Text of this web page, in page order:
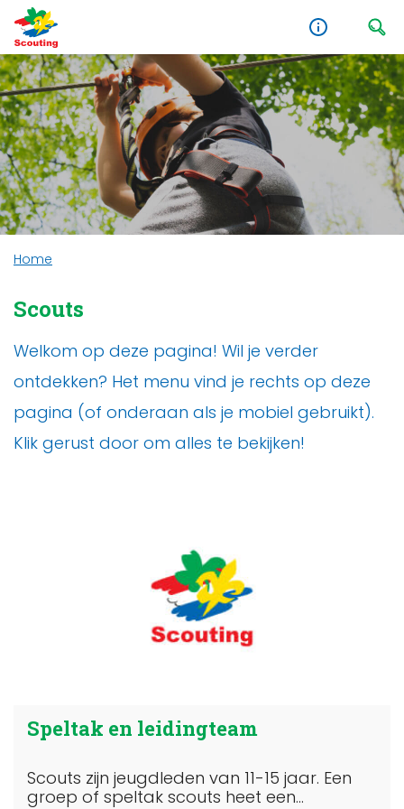
Home
Scouts
Welkom op deze pagina! Wil je verder
ontdekken? Het menu vind je rechts op deze
pagina (of onderaan als je mobiel gebruikt).
Klik gerust door om alles te bekijken!
Speltak en leidingteam
Scouts zijn jeugdleden van 11-15 jaar. Een
groep of speltak scouts heet een...